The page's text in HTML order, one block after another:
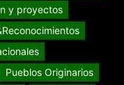
y proyectos
Pueblos Originarios